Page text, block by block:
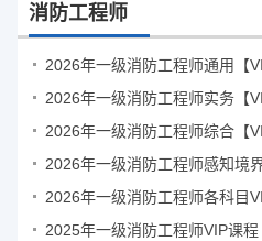
消防工程师
2026年一级消防工程师通用【
2026年一级消防工程师实务【
2026年一级消防工程师综合【
2026年一级消防工程师感知境
2026年一级消防工程师各科目
2025年一级消防工程师VIP课程